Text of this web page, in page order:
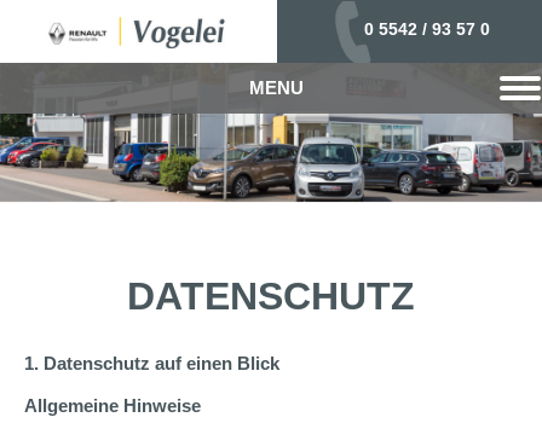
MENU
0 5542 / 93 57 0
DATENSCHUTZ
1. Datenschutz auf einen Blick
Allgemeine Hinweise